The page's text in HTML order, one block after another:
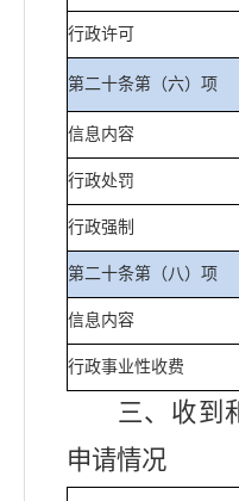
行政许可
第二十条第（六）项
信息内容
行政处罚
行政强制
第二十条第（八）项
信息内容
行政事业性收费
三、收到
申请情况